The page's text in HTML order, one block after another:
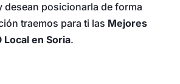
desean posicionarla de forma
traemos para ti las Mejores
Local en Soria.